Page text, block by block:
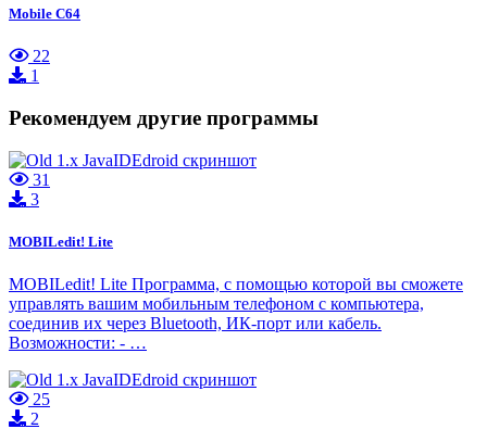
Mobile C64
22
1
Рекомендуем другие программы
31
3
MOBILedit! Lite
MOBILedit! Lite Программа, с помощью которой вы сможете
управлять вашим мобильным телефоном с компьютера,
соединив их через Bluetooth, ИК-порт или кабель.
Возможности: - …
25
2